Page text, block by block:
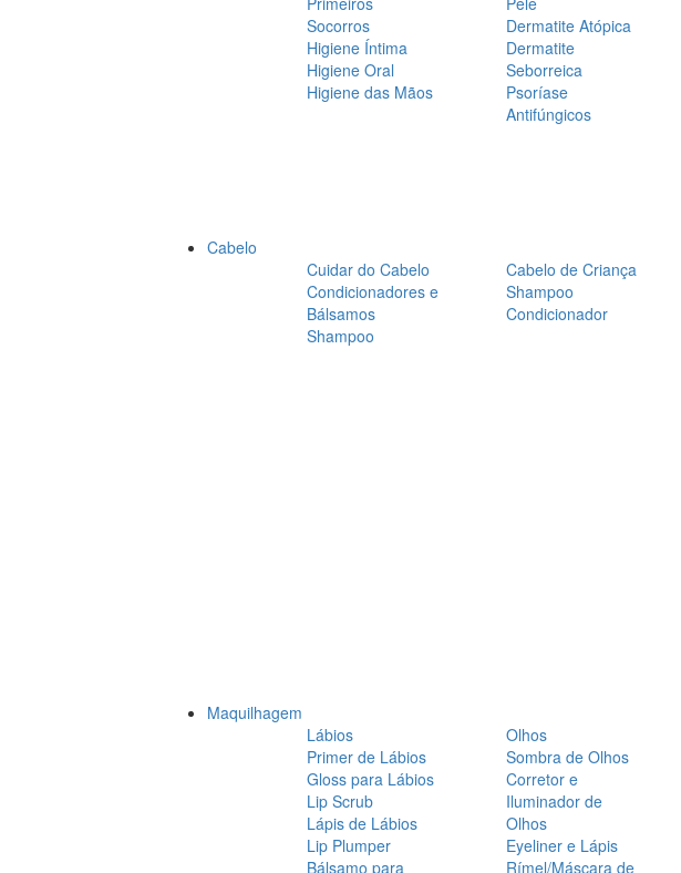
Socorros
Higiene Íntima
Higiene Oral
Higiene das Mãos
Dermatite Atópica
Dermatite
Seborreica
Psoríase
Antifúngicos
Cabelo
Cuidar do Cabelo
Condicionadores e
Bálsamos
Shampoo
Cabelo de Criança
Shampoo
Condicionador
Maquilhagem
Lábios
Primer de Lábios
Gloss para Lábios
Lip Scrub
Lápis de Lábios
Lip Plumper
Bálsamo para
Olhos
Sombra de Olhos
Corretor e
Iluminador de
Olhos
Eyeliner e Lápis
Rímel/Máscara de